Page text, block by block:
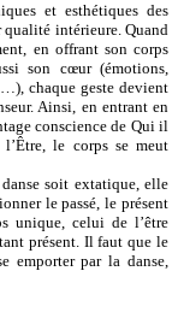
et esthétiques des
qualité intérieure. Quand
en offrant son corps
son cœur (émotions,
chaque geste devient
Ainsi, en entrant en
conscience de Qui il
le corps se meut
soit extatique, elle
le passé, le présent
unique, celui de l’être
présent. Il faut que le
emporter par la danse,